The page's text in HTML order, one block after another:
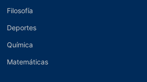
Filosofía
Deportes
Química
Matemáticas